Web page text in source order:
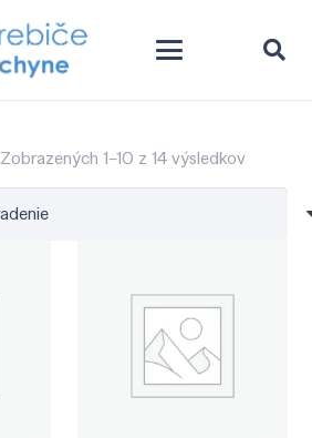
Zobrazených 1–10 z 14 výsledkov